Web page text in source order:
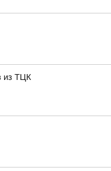
из ТЦК